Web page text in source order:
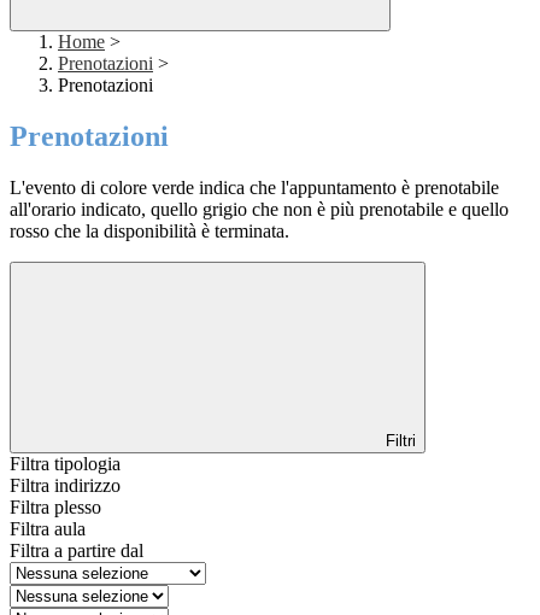
Home >
Prenotazioni >
Prenotazioni
Prenotazioni
L'evento di colore verde indica che l'appuntamento è prenotabile
all'orario indicato, quello grigio che non è più prenotabile e quello
rosso che la disponibilità è terminata.
Filtri
Filtra tipologia
Filtra indirizzo
Filtra plesso
Filtra aula
Filtra a partire dal